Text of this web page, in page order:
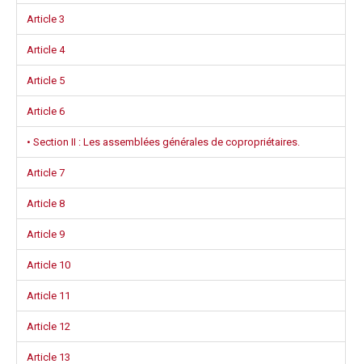
Article 3
Article 4
Article 5
Article 6
• Section II : Les assemblées générales de copropriétaires.
Article 7
Article 8
Article 9
Article 10
Article 11
Article 12
Article 13